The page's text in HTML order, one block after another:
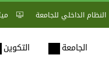
النظام الداخلي للجامعة
الجامعة التكوين